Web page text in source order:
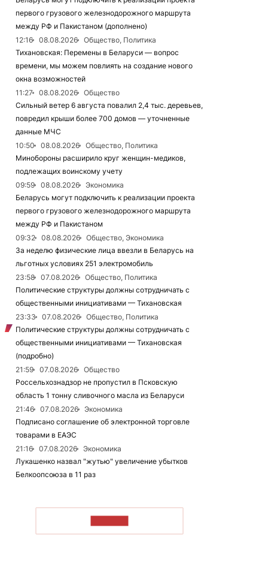
первого грузового железнодорожного маршрута
между РФ и Пакистаном (дополнено)
12:16
08.08.2026
Общество, Политика
Тихановская: Перемены в Беларуси — вопрос
времени, мы можем повлиять на создание нового
окна возможностей
11:27
08.08.2026
Общество
Сильный ветер 6 августа повалил 2,4 тыс. деревьев,
повредил крыши более 700 домов — уточненные
данные МЧС
10:50
08.08.2026
Общество, Политика
Минобороны расширило круг женщин-медиков,
подлежащих воинскому учету
09:59
08.08.2026
Экономика
Беларусь могут подключить к реализации проекта
первого грузового железнодорожного маршрута
между РФ и Пакистаном
09:32
08.08.2026
Общество, Экономика
За неделю физические лица ввезли в Беларусь на
льготных условиях 251 электромобиль
23:58
07.08.2026
Общество, Политика
Политические структуры должны сотрудничать с
общественными инициативами — Тихановская
23:33
07.08.2026
Общество, Политика
Политические структуры должны сотрудничать с
общественными инициативами — Тихановская
(подробно)
21:59
07.08.2026
Общество
Россельхознадзор не пропустил в Псковскую
область 1 тонну сливочного масла из Беларуси
21:46
07.08.2026
Экономика
Подписано соглашение об электронной торговле
товарами в ЕАЭС
21:16
07.08.2026
Экономика
Лукашенко назвал "жутью" увеличение убытков
Белкоопсоюза в 11 раз